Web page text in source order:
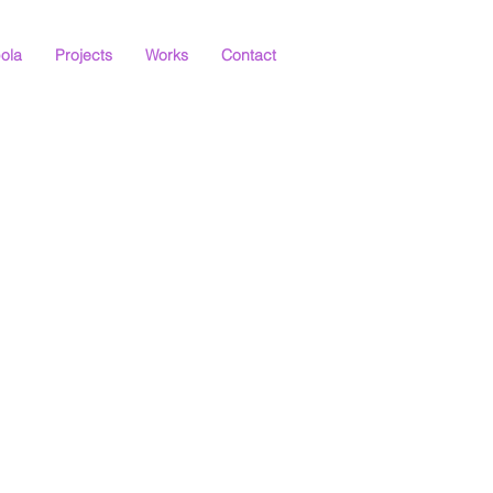
Projects Works Contact